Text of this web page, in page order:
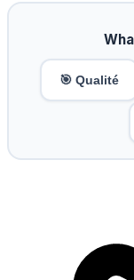
🎯 Qualité